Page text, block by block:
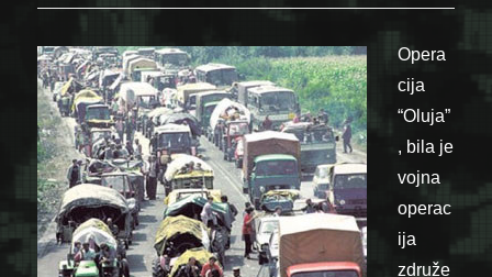
Opera
cija
“Oluja”
, bila je
vojna
operac
ija
združe